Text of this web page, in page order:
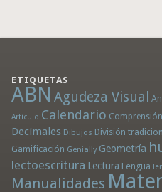
ETIQUETAS
ABN Agudeza Visual
Artículo Calendario
Decimales Dibujos División
Gamificación Genially Geometría
lectoescritura Lectura Lengua
Manualidades